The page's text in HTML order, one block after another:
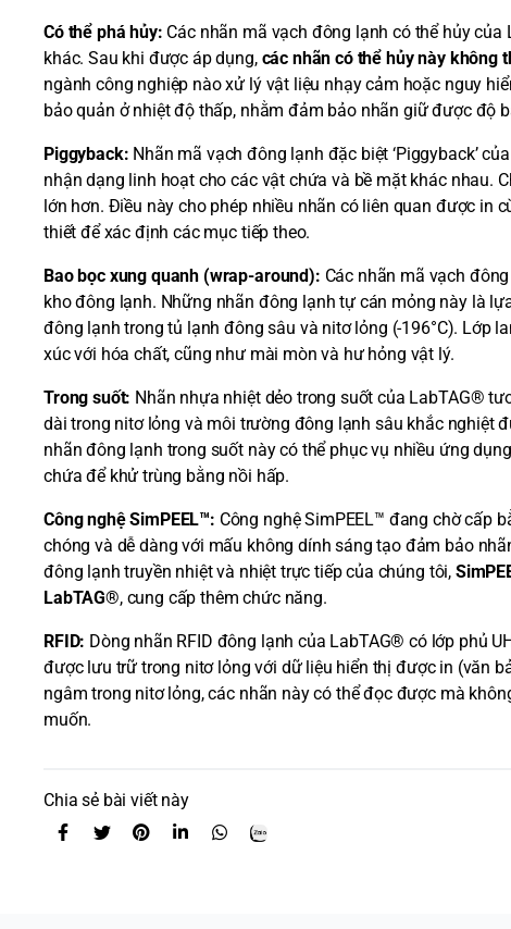
Có thể phá hủy: Các nhãn mã vạch đông lạnh có thể hủy
khác. Sau khi được áp dụng, các nhãn có thể hủy này không
ngành công nghiệp nào xử lý vật liệu nhạy cảm hoặc nguy
bảo quản ở nhiệt độ thấp, nhằm đảm bảo nhãn giữ được độ
Piggyback: Nhãn mã vạch đông lạnh đặc biệt ‘Piggyback’
nhận dạng linh hoạt cho các vật chứa và bề mặt khác nhau.
lớn hơn. Điều này cho phép nhiều nhãn có liên quan được in
thiết để xác định các mục tiếp theo.
Bao bọc xung quanh (wrap-around): Các nhãn mã vạch
kho đông lạnh. Những nhãn đông lạnh tự cán mỏng này là
đông lạnh trong tủ lạnh đông sâu và nitơ lỏng (-196°C). Lớp
xúc với hóa chất, cũng như mài mòn và hư hỏng vật lý.
Trong suốt: Nhãn nhựa nhiệt dẻo trong suốt của LabTAG®
dài trong nitơ lỏng và môi trường đông lạnh sâu khắc nghiệt
nhãn đông lạnh trong suốt này có thể phục vụ nhiều ứng
chứa để khử trùng bằng nồi hấp.
Công nghệ SimPEEL™: Công nghệ SimPEEL™ đang chờ cấp
chóng và dễ dàng với mấu không dính sáng tạo đảm bảo
đông lạnh truyền nhiệt và nhiệt trực tiếp của chúng tôi,
LabTAG®, cung cấp thêm chức năng.
RFID: Dòng nhãn RFID đông lạnh của LabTAG® có lớp phủ
được lưu trữ trong nitơ lỏng với dữ liệu hiển thị được in (văn
ngâm trong nitơ lỏng, các nhãn này có thể đọc được mà
muốn.
Chia sẻ bài viết này